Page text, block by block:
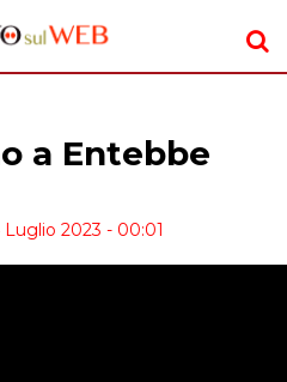
a Entebbe
2023 - 00:01